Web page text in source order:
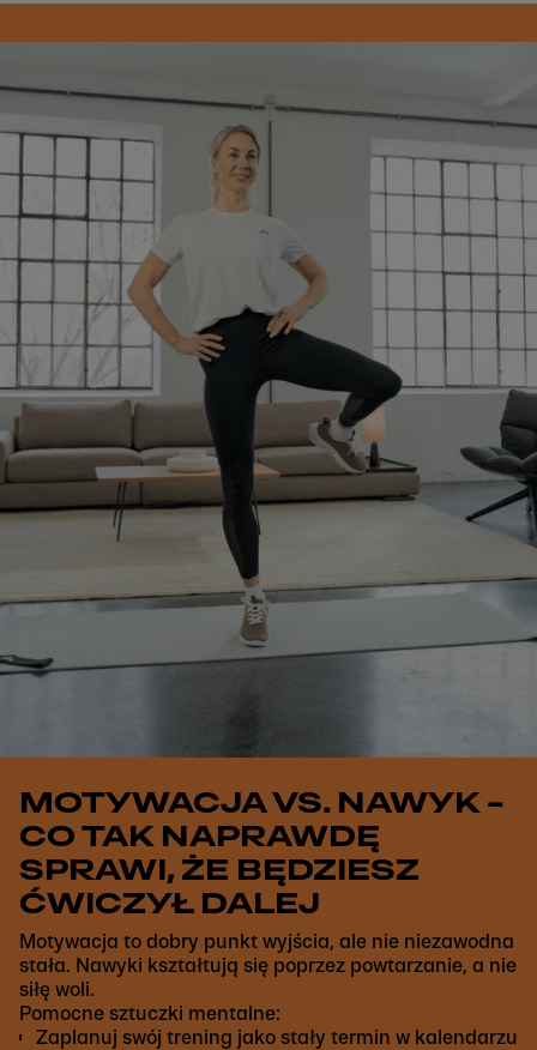
MOTYWACJA VS. NAWYK –
CO TAK NAPRAWDĘ
SPRAWI, ŻE BĘDZIESZ
ĆWICZYŁ DALEJ
Motywacja to dobry punkt wyjścia, ale nie niezawodna
stała. Nawyki kształtują się poprzez powtarzanie, a nie
siłę woli.
Pomocne sztuczki mentalne:
Zaplanuj swój trening jako stały termin w kalendarzu